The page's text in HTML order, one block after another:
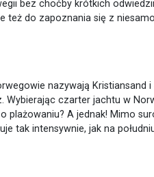
bez choćby krótkich
też do zapoznania się z
nazywają Kristiansand
Wybierając czarter jachtu w
plażowaniu? A jednak! Mimo
tak intensywnie, jak na